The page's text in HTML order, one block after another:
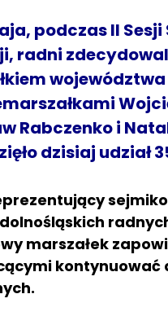
podczas II
radni
Rabczenko i
dzisiaj udział
marszałek
kontynuować